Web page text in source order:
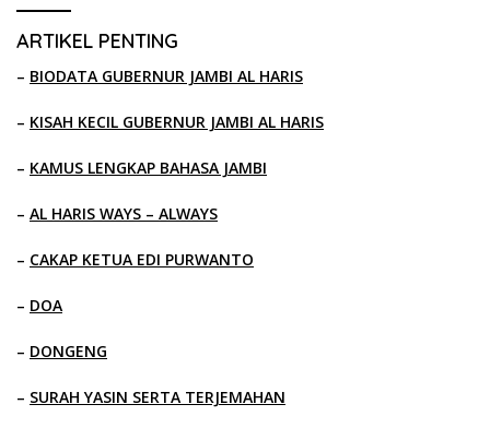
ARTIKEL PENTING
– BIODATA GUBERNUR JAMBI AL HARIS
– KISAH KECIL GUBERNUR JAMBI AL HARIS
– KAMUS LENGKAP BAHASA JAMBI
– AL HARIS WAYS – ALWAYS
– CAKAP KETUA EDI PURWANTO
– DOA
– DONGENG
– SURAH YASIN SERTA TERJEMAHAN